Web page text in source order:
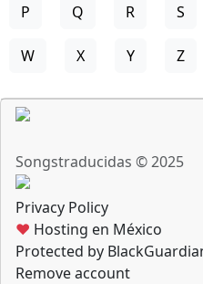
P Q R S
W X Y Z
Songstraducidas © 2025
Privacy Policy
♥ Hosting en México
Protected by
Remove account